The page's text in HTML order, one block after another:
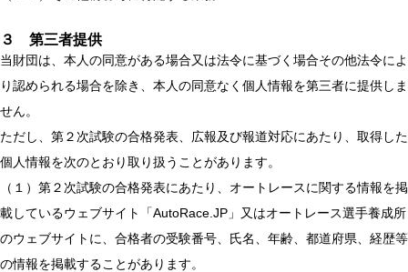
３ 第三者提供
当財団は、本人の同意がある場合又は法令に基づく場合その他法令によ
り認められる場合を除き、本人の同意なく個人情報を第三者に提供しま
せん。
ただし、第２次試験の合格発表、広報及び報道対応にあたり、取得した
個人情報を次のとおり取り扱うことがあります。
（１）第２次試験の合格発表にあたり、オートレースに関する情報を掲
載しているウェブサイト「AutoRace.JP」又はオートレース選手養成所
のウェブサイトに、合格者の受験番号、氏名、年齢、都道府県、経歴等
の情報を掲載することがあります。